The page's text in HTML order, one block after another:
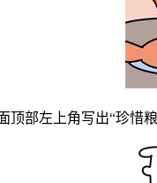
部左上角写出“珍惜粮